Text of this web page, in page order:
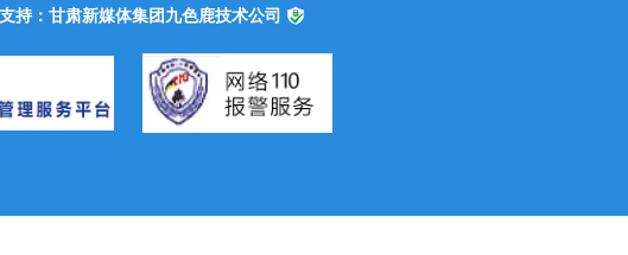
持：甘肃新媒体集团九色鹿技术公司